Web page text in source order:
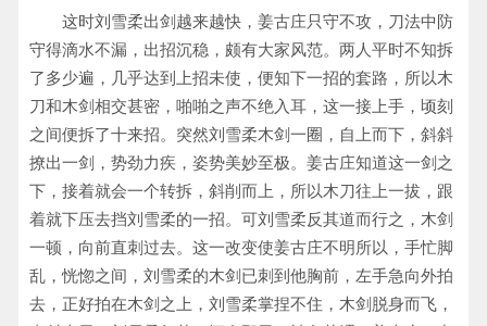
这时刘雪柔出剑越来越快，姜古庄只守不攻，刀法中防
守得滴水不漏，出招沉稳，颇有大家风范。两人平时不知拆
了多少遍，几乎达到上招未使，便知下一招的套路，所以木
刀和木剑相交甚密，啪啪之声不绝入耳，这一接上手，顷刻
之间便拆了十来招。突然刘雪柔木剑一圈，自上而下，斜斜
撩出一剑，势劲力疾，姿势美妙至极。姜古庄知道这一剑之
下，接着就会一个转拆，斜削而上，所以木刀往上一拔，跟
着就下压去挡刘雪柔的一招。可刘雪柔反其道而行之，木剑
一顿，向前直刺过去。这一改变使姜古庄不明所以，手忙脚
乱，恍惚之间，刘雪柔的木剑已刺到他胸前，左手急向外拍
去，正好拍在木剑之上，刘雪柔掌捏不住，木剑脱身而飞，